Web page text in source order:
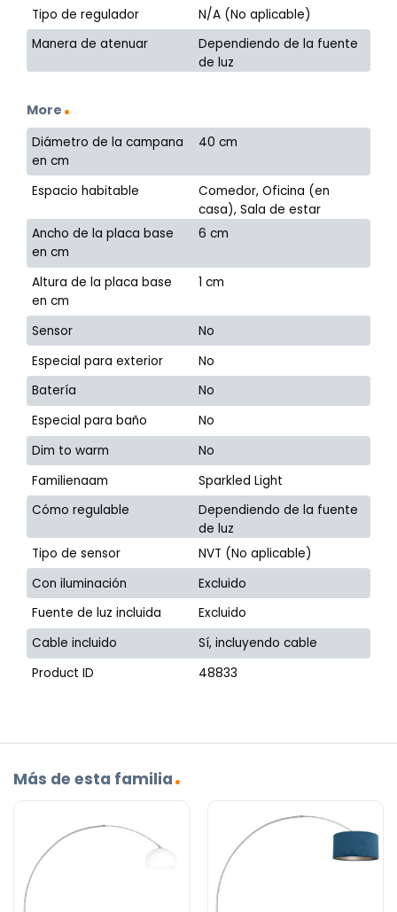
Tipo de regulador
N/A (No aplicable)
Manera de atenuar
Dependiendo de la fuente
de luz
More
Diámetro de la campana
en cm
40 cm
Espacio habitable
Comedor, Oficina (en
casa), Sala de estar
Ancho de la placa base
en cm
6 cm
Altura de la placa base
en cm
1 cm
Sensor
No
Especial para exterior
No
Batería
No
Especial para baño
No
Dim to warm
No
Familienaam
Sparkled Light
Cómo regulable
Dependiendo de la fuente
de luz
Tipo de sensor
NVT (No aplicable)
Con iluminación
Excluido
Fuente de luz incluida
Excluido
Cable incluido
Sí, incluyendo cable
Product ID
48833
Más de esta familia